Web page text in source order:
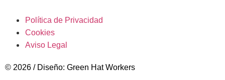
Política de Privacidad
Cookies
Aviso Legal
© 2026 / Diseño: Green Hat Workers